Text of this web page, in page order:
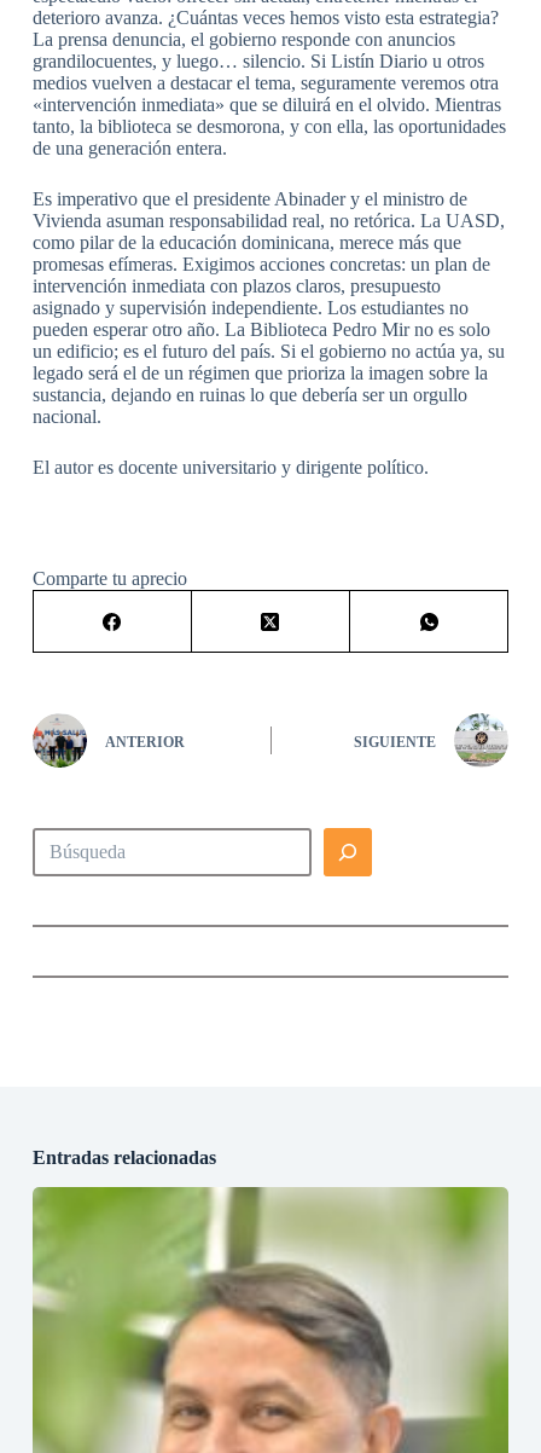
deterioro avanza. ¿Cuántas veces hemos visto esta estrategia?
La prensa denuncia, el gobierno responde con anuncios
grandilocuentes, y luego… silencio. Si Listín Diario u otros
medios vuelven a destacar el tema, seguramente veremos otra
«intervención inmediata» que se diluirá en el olvido. Mientras
tanto, la biblioteca se desmorona, y con ella, las oportunidades
de una generación entera.
Es imperativo que el presidente Abinader y el ministro de
Vivienda asuman responsabilidad real, no retórica. La UASD,
como pilar de la educación dominicana, merece más que
promesas efímeras. Exigimos acciones concretas: un plan de
intervención inmediata con plazos claros, presupuesto
asignado y supervisión independiente. Los estudiantes no
pueden esperar otro año. La Biblioteca Pedro Mir no es solo
un edificio; es el futuro del país. Si el gobierno no actúa ya, su
legado será el de un régimen que prioriza la imagen sobre la
sustancia, dejando en ruinas lo que debería ser un orgullo
nacional.
El autor es docente universitario y dirigente político.
Comparte tu aprecio
ANTERIOR SIGUIENTE
Buscar
Entradas relacionadas